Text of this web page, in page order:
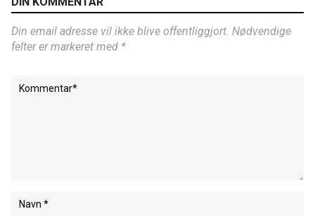
Din email adresse vil ikke blive offentliggjort. Nødvendige
felter er markeret med *